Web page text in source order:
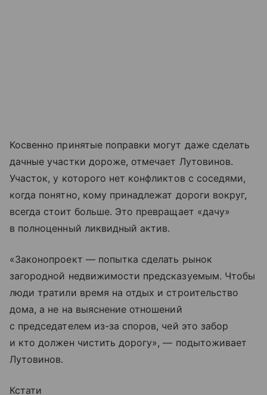
Косвенно принятые поправки могут даже сделать
дачные участки дороже, отмечает Лутовинов.
Участок, у которого нет конфликтов с соседями,
когда понятно, кому принадлежат дороги вокруг,
всегда стоит больше. Это превращает «дачу»
в полноценный ликвидный актив.
«Законопроект — попытка сделать рынок
загородной недвижимости предсказуемым. Чтобы
люди тратили время на отдых и строительство
дома, а не на выяснение отношений
с председателем из-за споров, чей это забор
и кто должен чистить дорогу», — подытоживает
Лутовинов.
Кстати